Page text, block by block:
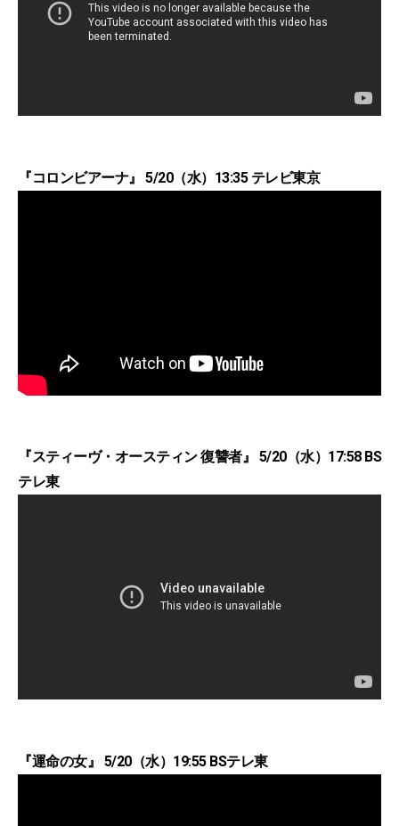
『コロンビアーナ』 5/20（水）13:35 テレビ東京
『スティーヴ・オースティン 復讐者』 5/20（水）17:58 BS
テレ東
『運命の女』 5/20（水）19:55 BSテレ東